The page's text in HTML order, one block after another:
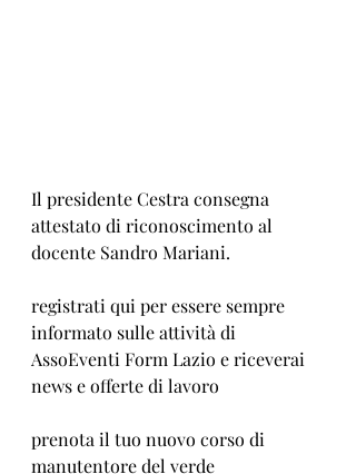
Il presidente Cestra consegna
attestato di riconoscimento al
docente Sandro Mariani.
registrati qui per essere sempre
informato sulle attività di
AssoEventi Form Lazio e riceverai
news e offerte di lavoro
prenota il tuo nuovo corso di
manutentore del verde